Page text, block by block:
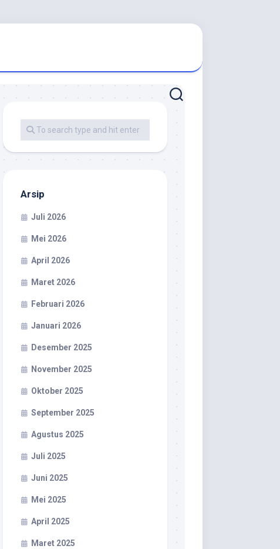
Arsip
Juli 2026
Mei 2026
April 2026
Maret 2026
Februari 2026
Januari 2026
Desember 2025
November 2025
Oktober 2025
September 2025
Agustus 2025
Juli 2025
Juni 2025
Mei 2025
April 2025
Maret 2025